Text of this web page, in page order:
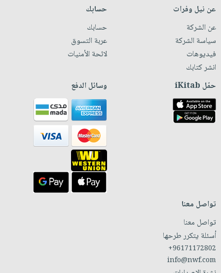
عن نيل وفرات
عن الشركة
سياسة الشركة
فيديوهات
انشر كتابك
حسابك
حسابك
عربة التسوق
لائحة الأمنيات
حمّل iKitab وسائل الدفع
تواصل معنا
تواصل معنا
أسئلة يتكرر طرحها
+96171172802
info@nwf.com